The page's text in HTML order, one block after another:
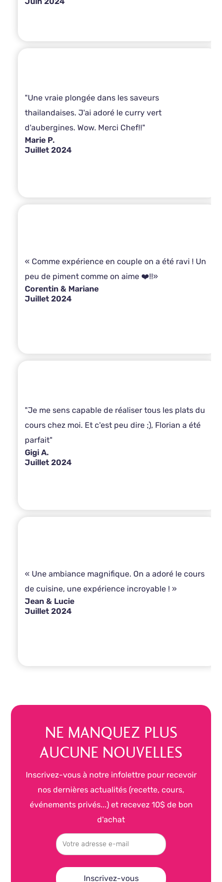
"Une vraie plongée dans les saveurs
thailandaises. J'ai adoré le curry vert
d'aubergines. Wow. Merci Chef!!"
Marie P.
Juillet 2024
« Comme expérience en couple on a été ravi ! Un
peu de piment comme on aime ❤️!!»
Corentin & Mariane
Juillet 2024
"Je me sens capable de réaliser tous les plats du
cours chez moi. Et c'est peu dire ;), Florian a été
parfait"
Gigi A.
Juillet 2024
« Une ambiance magnifique. On a adoré le cours
de cuisine, une expérience incroyable ! »
Jean & Lucie
Juillet 2024
NE MANQUEZ PLUS
AUCUNE NOUVELLES
Inscrivez-vous à notre infolettre pour recevoir
nos dernières actualités (recette, cours,
événements privés...) et recevez 10$ de bon
d'achat